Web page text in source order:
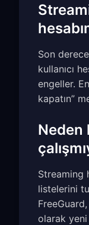
Son
kullanıcı
engeller.
kapatın”
Neden
Streaming
listelerini
olarak